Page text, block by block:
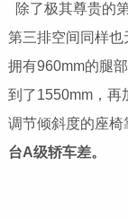
除了极其尊贵的
第三排空间同样也
拥有960mm的腿
到了1550mm，再
调节倾斜度的座椅
台A级轿车差。